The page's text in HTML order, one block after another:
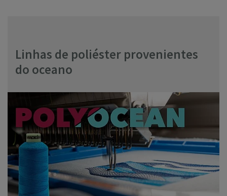
Linhas de poliéster provenientes
do oceano